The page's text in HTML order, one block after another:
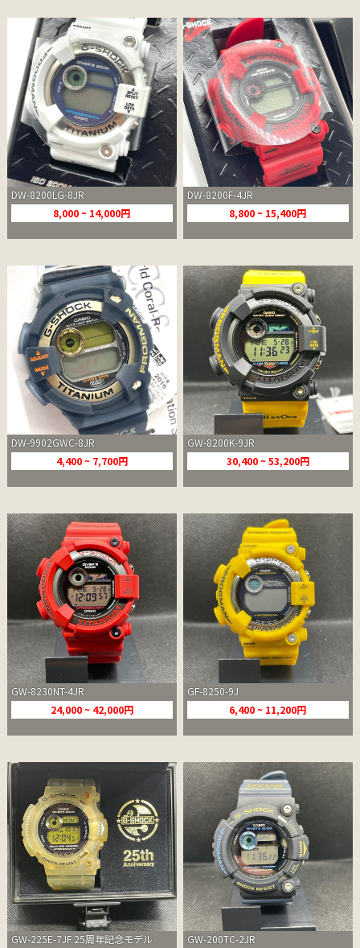
DW-8200LG-8JR
8,000 ~ 14,000円
DW-8200F-4JR
8,800 ~ 15,400円
DW-9902GWC-8JR
4,400 ~ 7,700円
GW-8200K-9JR
30,400 ~ 53,200円
GW-8230NT-4JR
24,000 ~ 42,000円
GF-8250-9J
6,400 ~ 11,200円
GW-225E-7JF 25周年記念モデル GW-200TC-2JR